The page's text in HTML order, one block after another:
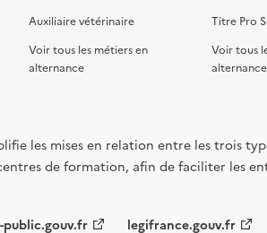
Auxiliaire vétérinaire
Voir tous les métiers en
alternance
Titre Pro
Voir tous
alternance
les mises en relation entre les trois
de formation, afin de faciliter les
public.gouv.fr legifrance.gouv.fr